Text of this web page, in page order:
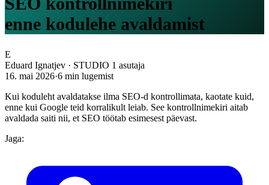
enne kodulehe avaldamist
E
Eduard Ignatjev · STUDIO 1 asutaja
16. mai 2026·6 min lugemist
Kui koduleht avaldatakse ilma SEO-d kontrollimata, kaotate kuid,
enne kui Google teid korralikult leiab. See kontrollnimekiri aitab
avaldada saiti nii, et SEO töötab esimesest päevast.
Jaga: